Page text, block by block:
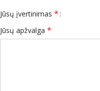
Jūsų įvertinimas *
Jūsų apžvalga *